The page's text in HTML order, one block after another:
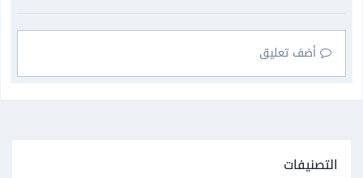
أضف تعليق
التصنيفات